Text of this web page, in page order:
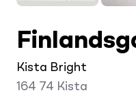
Kista Bright
164 74 Kista